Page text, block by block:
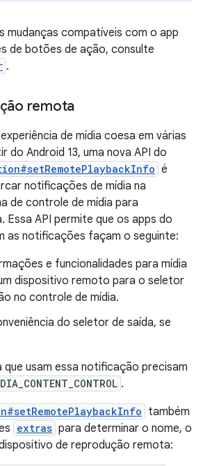
mudanças compatíveis com o app
de botões de ação, consulte
.
remota
de mídia coesa em várias
do Android 13, uma nova API do
é
notificações de mídia na
de controle de mídia para
API permite que os apps do
as notificações façam o seguinte:
e funcionalidades para mídia
dispositivo remoto para o seletor
no controle de mídia.
do seletor de saída, se
que usam essa notificação precisam
.
também
extras para determinar o nome, o
de reprodução remota: